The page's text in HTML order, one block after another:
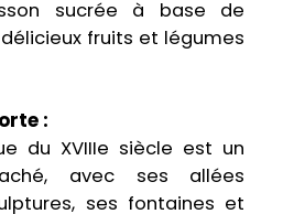
sucrée à base de
fruits et légumes
:
du XVIIIe siècle est un
avec ses allées
ses fontaines et